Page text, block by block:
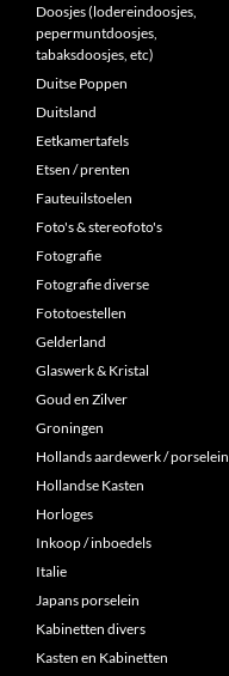
Doosjes (lodereindoosjes,
pepermuntdoosjes,
tabaksdoosjes, etc)
Duitse Poppen
Duitsland
Eetkamertafels
Etsen / prenten
Fauteuilstoelen
Foto's & stereofoto's
Fotografie
Fotografie diverse
Fototoestellen
Gelderland
Glaswerk & Kristal
Goud en Zilver
Groningen
Hollands aardewerk / porselein
Hollandse Kasten
Horloges
Inkoop / inboedels
Italie
Japans porselein
Kabinetten divers
Kasten en Kabinetten